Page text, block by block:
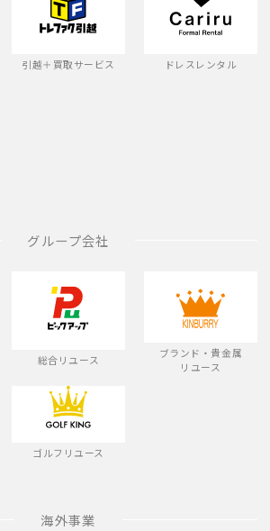
引越＋買取サービス ドレスレンタル
グループ会社
総合リユース
ブランド・貴金属
リユース
ゴルフリユース
海外事業